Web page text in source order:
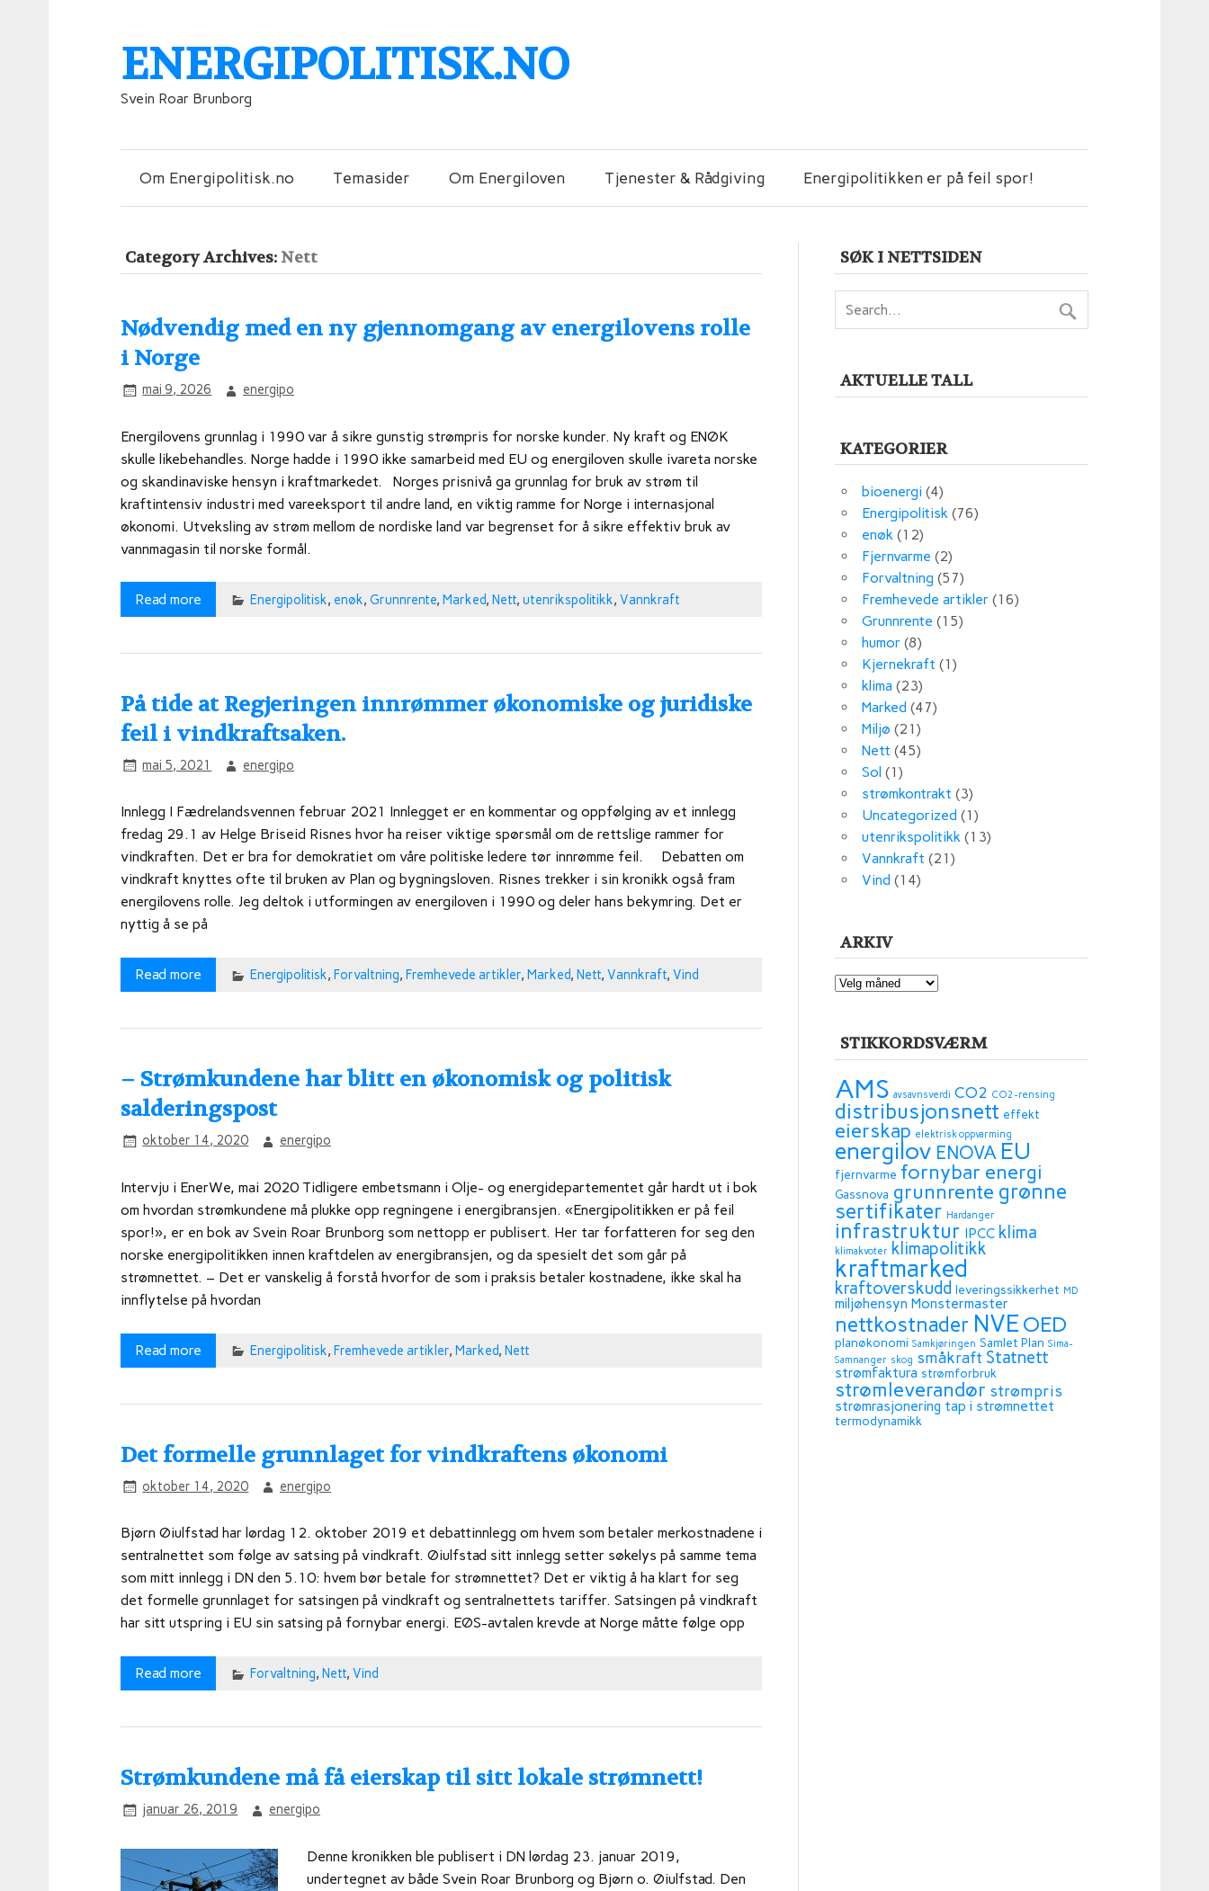
ENERGIPOLITISK.NO
Svein Roar Brunborg
Om Energipolitisk.no Temasider Om Energiloven Tjenester & Rådgiving Energipolitikken er på feil spor!
Category Archives: Nett
Nødvendig med en ny gjennomgang av energilovens rolle
i Norge
mai 9, 2026 energipo
Energilovens grunnlag i 1990 var å sikre gunstig strømpris for norske kunder. Ny kraft og ENØK
skulle likebehandles. Norge hadde i 1990 ikke samarbeid med EU og energiloven skulle ivareta norske
og skandinaviske hensyn i kraftmarkedet. Norges prisnivå ga grunnlag for bruk av strøm til
kraftintensiv industri med vareeksport til andre land, en viktig ramme for Norge i internasjonal
økonomi. Utveksling av strøm mellom de nordiske land var begrenset for å sikre effektiv bruk av
vannmagasin til norske formål.
Read more Energipolitisk, enøk,Grunnrente,Marked,Nett,utenrikspolitikk,Vannkraft
På tide at Regjeringen innrømmer økonomiske og juridiske
feil i vindkraftsaken.
mai 5, 2021 energipo
Innlegg I Fædrelandsvennen februar 2021 Innlegget er en kommentar og oppfølging av et innlegg
fredag 29.1 av Helge Briseid Risnes hvor ha reiser viktige spørsmål om de rettslige rammer for
vindkraften. Det er bra for demokratiet om våre politiske ledere tør innrømme feil. Debatten om
vindkraft knyttes ofte til bruken av Plan og bygningsloven. Risnes trekker i sin kronikk også fram
energilovens rolle. Jeg deltok i utformingen av energiloven i 1990 og deler hans bekymring. Det er
nyttig å se på
Read more Energipolitisk,Forvaltning,Fremhevede artikler,Marked,Nett,Vannkraft,Vind
– Strømkundene har blitt en økonomisk og politisk
salderingspost
oktober 14, 2020 energipo
Intervju i EnerWe, mai 2020 Tidligere embetsmann i Olje- og energidepartementet går hardt ut i bok
om hvordan strømkundene må plukke opp regningene i energibransjen. «Energipolitikken er på feil
spor!», er en bok av Svein Roar Brunborg som nettopp er publisert. Her tar forfatteren for seg den
norske energipolitikken innen kraftdelen av energibransjen, og da spesielt det som går på
strømnettet. – Det er vanskelig å forstå hvorfor de som i praksis betaler kostnadene, ikke skal ha
innflytelse på hvordan
Read more Energipolitisk,Fremhevede artikler,Marked,Nett
Det formelle grunnlaget for vindkraftens økonomi
oktober 14, 2020 energipo
Bjørn Øiulfstad har lørdag 12. oktober 2019 et debattinnlegg om hvem som betaler merkostnadene i
sentralnettet som følge av satsing på vindkraft. Øiulfstad sitt innlegg setter søkelys på samme tema
som mitt innlegg i DN den 5.10: hvem bør betale for strømnettet? Det er viktig å ha klart for seg
det formelle grunnlaget for satsingen på vindkraft og sentralnettets tariffer. Satsingen på vindkraft
har sitt utspring i EU sin satsing på fornybar energi. EØS-avtalen krevde at Norge måtte følge opp
Read more Forvaltning,Nett,Vind
Strømkundene må få eierskap til sitt lokale strømnett!
januar 26, 2019 energipo
Denne kronikken ble publisert i DN lørdag 23. januar 2019,
undertegnet av både Svein Roar Brunborg og Bjørn o. Øiulfstad. Den
SØK I NETTSIDEN
AKTUELLE TALL
KATEGORIER
bioenergi (4)
Energipolitisk (76)
enøk (12)
Fjernvarme (2)
Forvaltning (57)
Fremhevede artikler (16)
Grunnrente (15)
humor (8)
Kjernekraft (1)
klima (23)
Marked (47)
Miljø (21)
Nett (45)
Sol (1)
strømkontrakt (3)
Uncategorized (1)
utenrikspolitikk (13)
Vannkraft (21)
Vind (14)
ARKIV
ARKIV
STIKKORDSVÆRM
AMS avsavnsverdi CO2 CO2-rensing
distribusjonsnett effekt
eierskap elektrisk oppvarming
energilov ENOVA EU
fjernvarme fornybar energi
Gassnova grunnrente grønne
sertifikater Hardanger
infrastruktur IPCC klima
klimakvoter klimapolitikk
kraftmarked
kraftoverskudd leveringssikkerhet MD
miljøhensyn Monstermaster
nettkostnader NVE OED
planøkonomi Samkjøringen Samlet Plan Sima-
Samnanger skog småkraft Statnett
strømfaktura strømforbruk
strømleverandør strømpris
strømrasjonering tap i strømnettet
termodynamikk